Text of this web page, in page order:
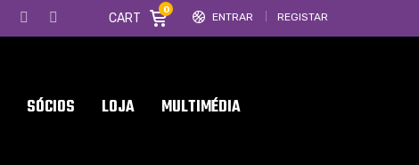
ENTRAR REGISTAR
CART
0
SÓCIOS LOJA MULTIMÉDIA